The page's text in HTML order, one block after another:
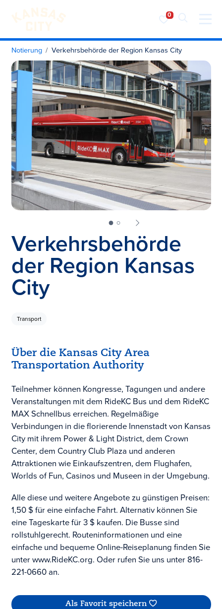
Besuchen Sie KC
Zum Inhalt springen
Notierung Verkehrsbehörde der Region Kansas City
Verkehrsbehörde
der Region Kansas
City
Transport
Über die Kansas City Area
Transportation Authority
Teilnehmer können Kongresse, Tagungen und andere
Veranstaltungen mit dem RideKC Bus und dem RideKC
MAX Schnellbus erreichen. Regelmäßige
Verbindungen in die florierende Innenstadt von Kansas
City mit ihrem Power & Light District, dem Crown
Center, dem Country Club Plaza und anderen
Attraktionen wie Einkaufszentren, dem Flughafen,
Worlds of Fun, Casinos und Museen in der Umgebung.
Alle diese und weitere Angebote zu günstigen Preisen:
1,50 $ für eine einfache Fahrt. Alternativ können Sie
eine Tageskarte für 3 $ kaufen. Die Busse sind
rollstuhlgerecht. Routeninformationen und eine
einfache und bequeme Online-Reiseplanung finden Sie
unter www.RideKC.org. Oder rufen Sie uns unter 816-
221-0660 an.
Als Favorit speichern